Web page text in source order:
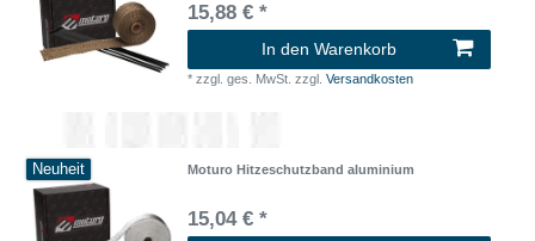
15,88 € *
In den Warenkorb
*zzgl. ges. MwSt. zzgl.Versandkosten
Neuheit Moturo Hitzeschutzband aluminium
15,04 € *